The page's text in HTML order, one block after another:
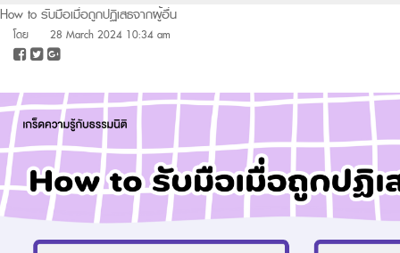
How to รับมือเมื่อถูกปฏิเสธจากผู้อื่น
โดย 28 March 2024 10:34 am